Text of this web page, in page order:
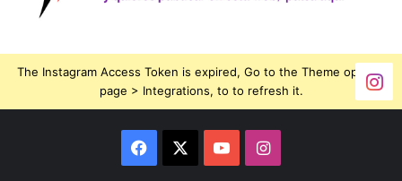
The Instagram Access Token is expired, Go to the Theme options
page > Integrations, to to refresh it.
Facebook YouTubeInstagram